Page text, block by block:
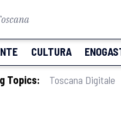
CULTURA
Topics: Toscana Digitale